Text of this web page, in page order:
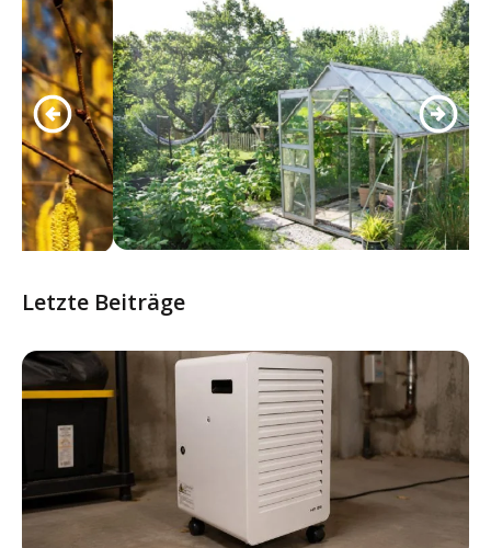
Letzte Beiträge